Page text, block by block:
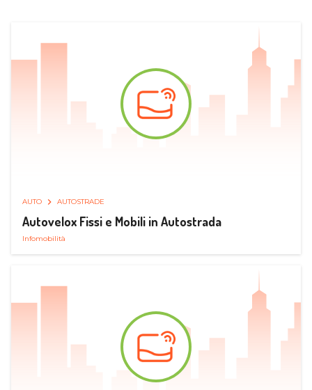
AUTO AUTOSTRADE
Autovelox Fissi e Mobili in Autostrada
Infomobilità